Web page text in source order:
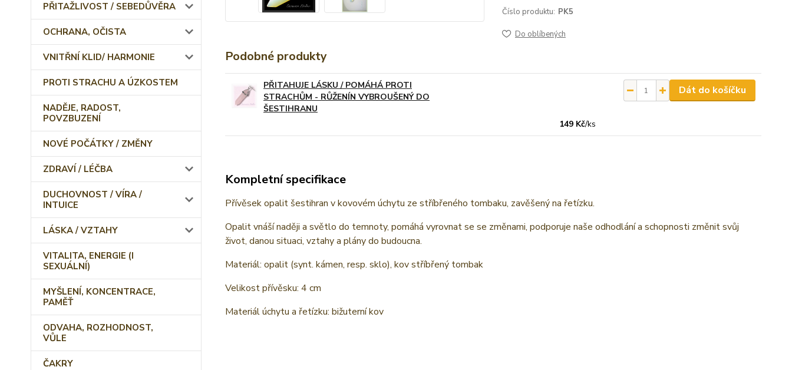
PŘITAŽLIVOST / SEBEDŮVĚRA
OCHRANA, OČISTA
VNITŘNÍ KLID/ HARMONIE
PROTI STRACHU A ÚZKOSTEM
NADĚJE, RADOST,
POVZBUZENÍ
NOVÉ POČÁTKY / ZMĚNY
ZDRAVÍ / LÉČBA
DUCHOVNOST / VÍRA /
INTUICE
LÁSKA / VZTAHY
VITALITA, ENERGIE (I
SEXUÁLNÍ)
MYŠLENÍ, KONCENTRACE,
PAMĚŤ
ODVAHA, ROZHODNOST,
VŮLE
ČAKRY
Číslo produktu: PK5
Do oblíbených
Podobné produkty
PŘITAHUJE LÁSKU / POMÁHÁ PROTI
STRACHŮM - RŮŽENÍN VYBROUŠENÝ DO
ŠESTIHRANU
149 Kč/ks
Dát do košíčku
Kompletní specifikace
Přívěsek opalit šestihran v kovovém úchytu ze stříbřeného tombaku, zavěšený na řetízku.
Opalit vnáší naději a světlo do temnoty, pomáhá vyrovnat se se změnami, podporuje naše odhodlání a schopnosti změnit svůj
život, danou situaci, vztahy a plány do budoucna.
Materiál: opalit (synt. kámen, resp. sklo), kov stříbřený tombak
Velikost přívěsku: 4 cm
Materiál úchytu a řetízku: bižuterní kov